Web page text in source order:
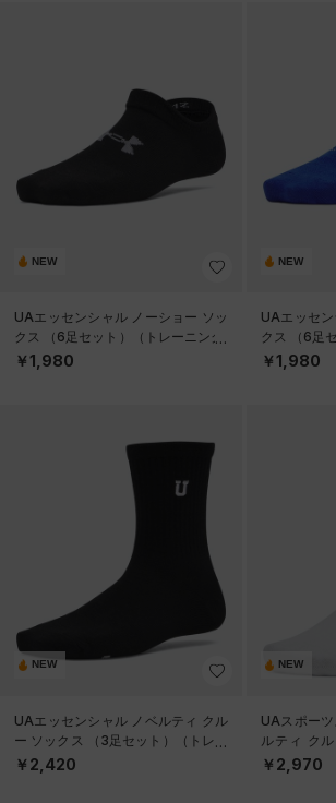
NEW
UAエッセンシャル ノーショー ソッ
クス （6足セット）（トレーニング/
KIDS）
￥1,980
NEW
UAエッセ
クス （6足
KIDS）
￥1,980
NEW
UAエッセンシャル ノベルティ クル
ー ソックス （3足セット）（トレー
ニング/WOMEN）
￥2,420
NEW
UAスポー
ルティ ク
ト）（トレ
￥2,970